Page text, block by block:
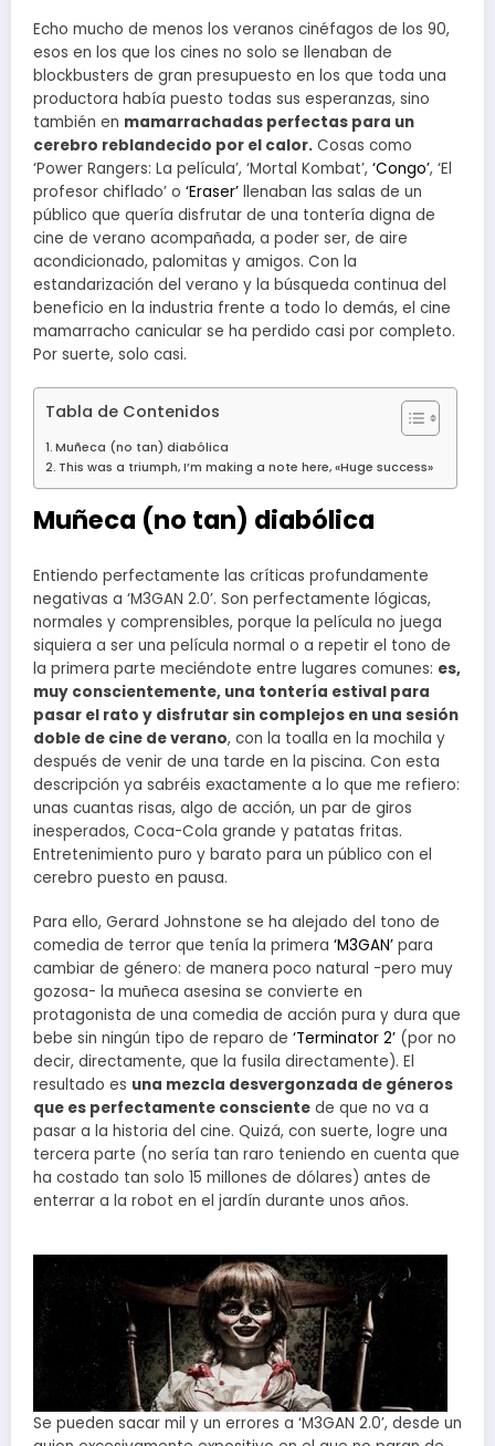
Echo mucho de menos los veranos cinéfagos de los 90,
esos en los que los cines no solo se llenaban de
blockbusters de gran presupuesto en los que toda una
productora había puesto todas sus esperanzas, sino
también en mamarrachadas perfectas para un
cerebro reblandecido por el calor. Cosas como
‘Power Rangers: La película’, ‘Mortal Kombat’, ‘Congo’, ‘El
profesor chiflado’ o ‘Eraser’ llenaban las salas de un
público que quería disfrutar de una tontería digna de
cine de verano acompañada, a poder ser, de aire
acondicionado, palomitas y amigos. Con la
estandarización del verano y la búsqueda continua del
beneficio en la industria frente a todo lo demás, el cine
mamarracho canicular se ha perdido casi por completo.
Por suerte, solo casi.
Tabla de Contenidos
Muñeca (no tan) diabólica
This was a triumph, I’m making a note here, «Huge success»
Muñeca (no tan) diabólica
Entiendo perfectamente las críticas profundamente
negativas a ‘M3GAN 2.0’. Son perfectamente lógicas,
normales y comprensibles, porque la película no juega
siquiera a ser una película normal o a repetir el tono de
la primera parte meciéndote entre lugares comunes: es,
muy conscientemente, una tontería estival para
pasar el rato y disfrutar sin complejos en una sesión
doble de cine de verano, con la toalla en la mochila y
después de venir de una tarde en la piscina. Con esta
descripción ya sabréis exactamente a lo que me refiero:
unas cuantas risas, algo de acción, un par de giros
inesperados, Coca-Cola grande y patatas fritas.
Entretenimiento puro y barato para un público con el
cerebro puesto en pausa.
Para ello, Gerard Johnstone se ha alejado del tono de
comedia de terror que tenía la primera ‘M3GAN’ para
cambiar de género: de manera poco natural -pero muy
gozosa- la muñeca asesina se convierte en
protagonista de una comedia de acción pura y dura que
bebe sin ningún tipo de reparo de ‘Terminator 2’ (por no
decir, directamente, que la fusila directamente). El
resultado es una mezcla desvergonzada de géneros
que es perfectamente consciente de que no va a
pasar a la historia del cine. Quizá, con suerte, logre una
tercera parte (no sería tan raro teniendo en cuenta que
ha costado tan solo 15 millones de dólares) antes de
enterrar a la robot en el jardín durante unos años.
Se pueden sacar mil y un errores a ‘M3GAN 2.0’, desde un